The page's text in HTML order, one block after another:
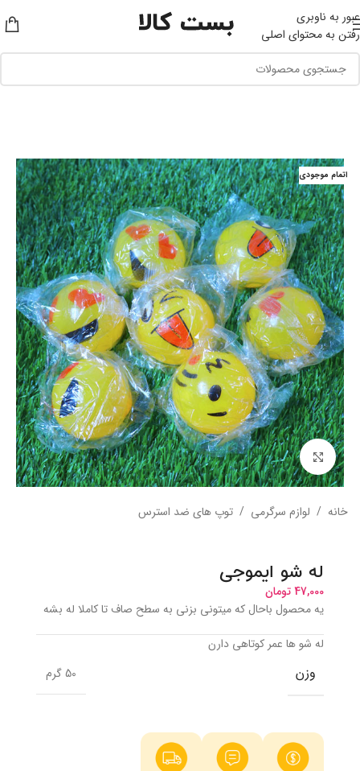
عبور به ناوبری
رفتن به محتوای اصلی
اتمام موجودی
بزرگنمایی تصویر
خانه / لوازم سرگرمی / توپ های ضد استرس
له شو ایموجی
47,000تومان
یه محصول باحال که میتونی بزنی به سطح صاف تا کاملا له بشه
له شو ها عمر کوتاهی دارن
وزن 50 گرم